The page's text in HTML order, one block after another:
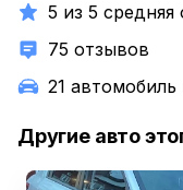
5 из 5
75 отзывов
21 автомобиль
Другие авто